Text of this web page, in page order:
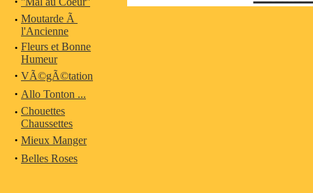
· Moutarde Ã
l'Ancienne
· Fleurs et Bonne
Humeur
· VÃ©gÃ©tation
· Allo Tonton ...
· Chouettes
Chaussettes
· Mieux Manger
· Belles Roses